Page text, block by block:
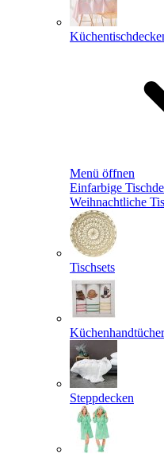
Menü öffnen
Einfarbige
Weihnachtliche
Tischsets
Küchenhandtücher
Steppdecken